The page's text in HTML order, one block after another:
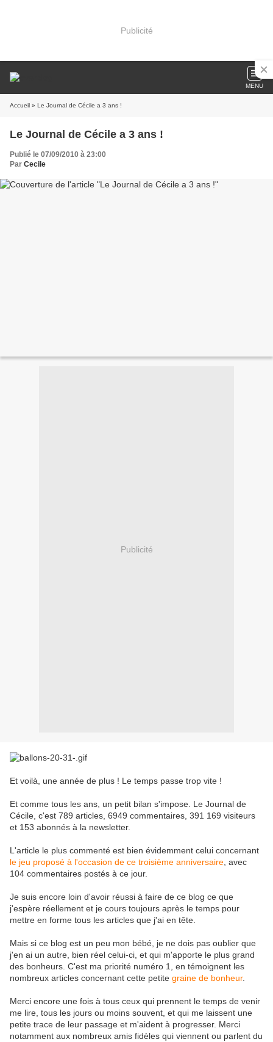
Publicité
MENU
Accueil » Le Journal de Cécile a 3 ans !
Le Journal de Cécile a 3 ans !
Publié le 07/09/2010 à 23:00
Par Cecile
Publicité
Et voilà, une année de plus ! Le temps passe trop vite !
Et comme tous les ans, un petit bilan s'impose. Le Journal de
Cécile, c'est 789 articles, 6949 commentaires, 391 169 visiteurs
et 153 abonnés à la newsletter.
L'article le plus commenté est bien évidemment celui concernant
le jeu proposé à l'occasion de ce troisième anniversaire , avec
104 commentaires postés à ce jour.
Je suis encore loin d'avoir réussi à faire de ce blog ce que
j'espère réellement et je cours toujours après le temps pour
mettre en forme tous les articles que j'ai en tête.
Mais si ce blog est un peu mon bébé, je ne dois pas oublier que
j'en ai un autre, bien réel celui-ci, et qui m'apporte le plus grand
des bonheurs. C'est ma priorité numéro 1, en témoignent les
nombreux articles concernant cette petite graine de bonheur.
Merci encore une fois à tous ceux qui prennent le temps de venir
me lire, tous les jours ou moins souvent, et qui me laissent une
petite trace de leur passage et m'aident à progresser. Merci
notamment aux nombreux amis fidèles qui viennent ou parlent du